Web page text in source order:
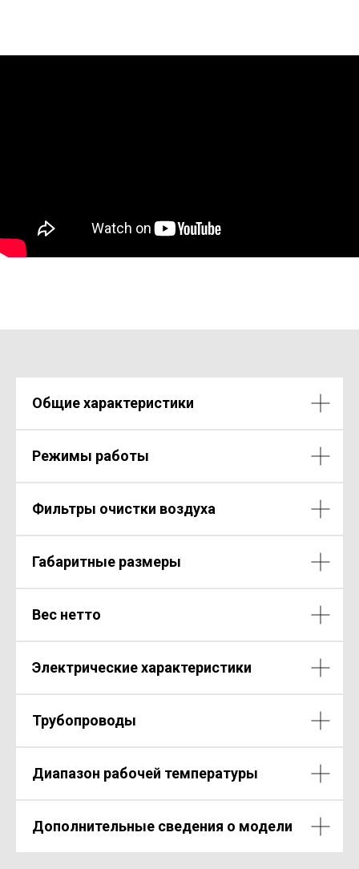
Общие характеристики
Режимы работы
Фильтры очистки воздуха
Габаритные размеры
Вес нетто
Электрические характеристики
Трубопроводы
Диапазон рабочей температуры
Дополнительные сведения о модели